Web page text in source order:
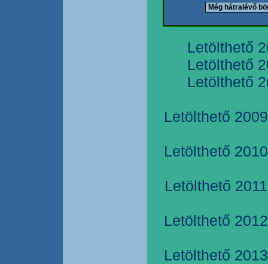
Letölthető
Letölthető
Letölthető
Letölthető
Letölthető
Letölthető
Letölthető
Letölthető